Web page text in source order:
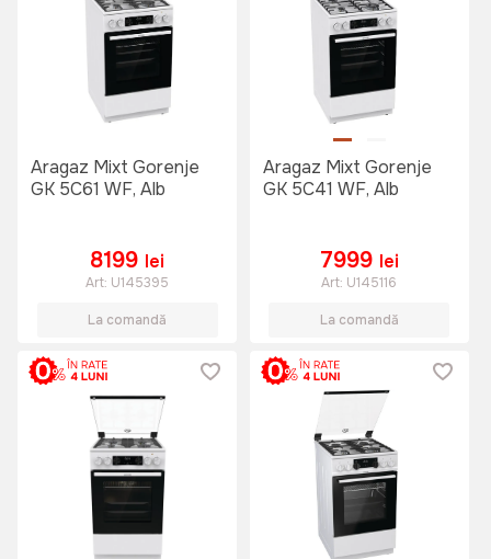
Aragaz Mixt Gorenje
GK 5C61 WF, Alb
8199 lei
Art: U145395
La comandă
Aragaz Mixt Gorenje
GK 5C41 WF, Alb
7999 lei
Art: U145116
La comandă